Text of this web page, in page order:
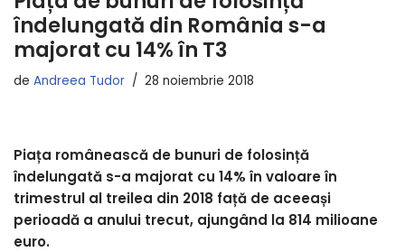
îndelungată din România s-a
majorat cu 14% în T3
de Andreea Tudor 28 noiembrie 2018
Piața românească de bunuri de folosință
îndelungată s-a majorat cu 14% în valoare în
trimestrul al treilea din 2018 față de aceeași
perioadă a anului trecut, ajungând la 814 milioane
euro.